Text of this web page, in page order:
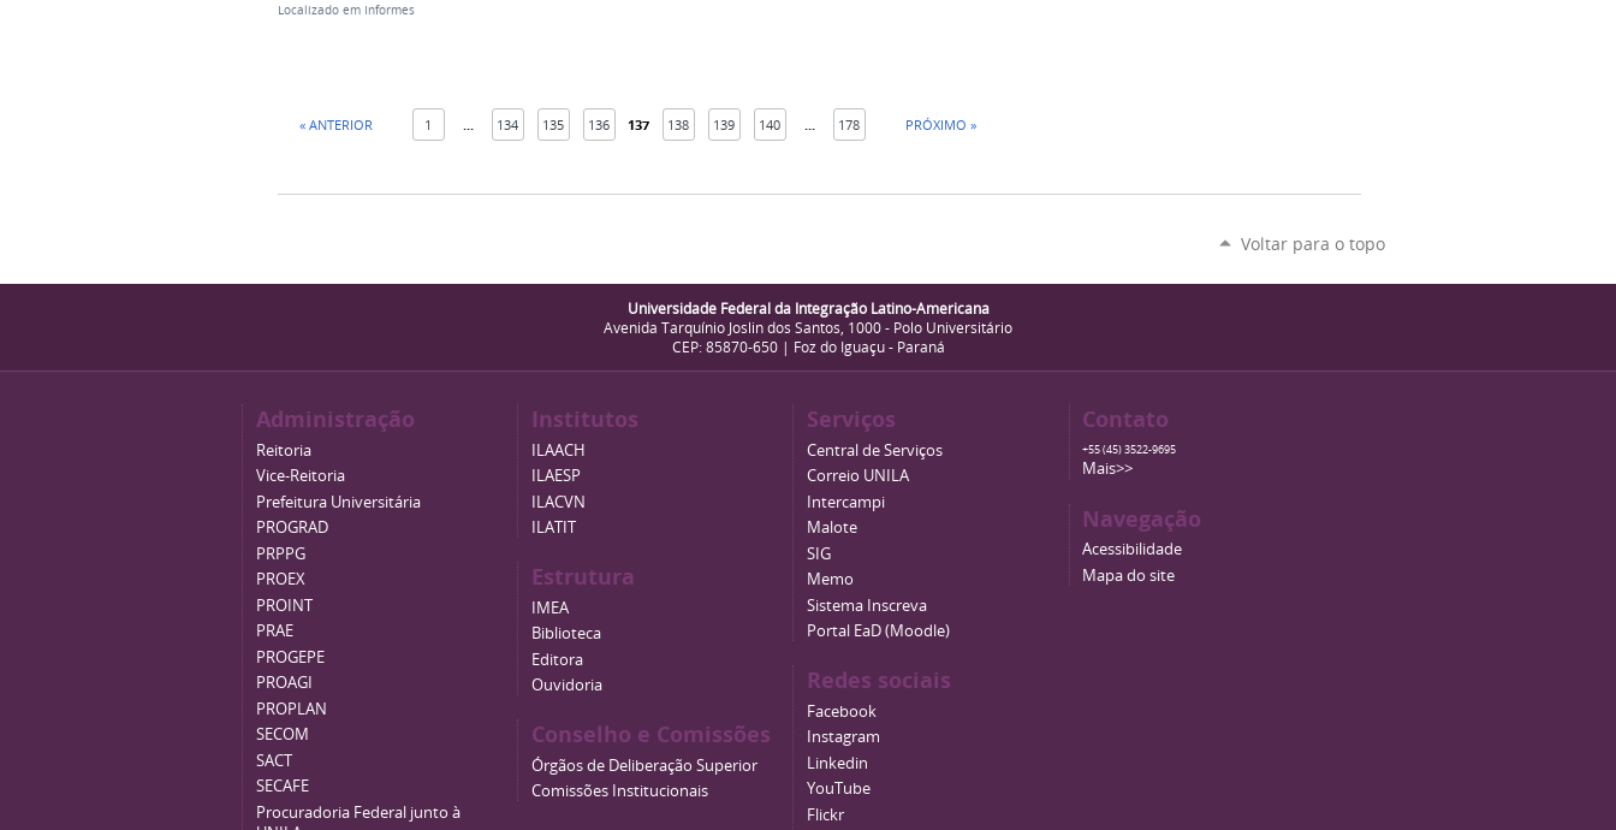
Localizado em Informes
« ANTERIOR 1 134 135 136 137 138 139 140 178 PRÓXIMO »
Voltar para o topo
Universidade Federal da Integração Latino-Americana
Avenida Tarquínio Joslin dos Santos, 1000 - Polo Universitário
CEP: 85870-650 | Foz do Iguaçu - Paraná
Administração
Reitoria
Vice-Reitoria
Prefeitura Universitária
PROGRAD
PRPPG
PROEX
PROINT
PRAE
PROGEPE
PROAGI
PROPLAN
SECOM
SACT
SECAFE
Procuradoria Federal junto à
Institutos
ILAACH
ILAESP
ILACVN
ILATIT
Estrutura
IMEA
Biblioteca
Editora
Ouvidoria
Conselho e Comissões
Órgãos de Deliberação Superior
Comissões Institucionais
Serviços
Central de Serviços
Correio UNILA
Intercampi
Malote
SIG
Memo
Sistema Inscreva
Portal EaD (Moodle)
Redes sociais
Facebook
Instagram
Linkedin
YouTube
Flickr
Contato
+55 (45) 3522-9695
Mais>>
Navegação
Acessibilidade
Mapa do site